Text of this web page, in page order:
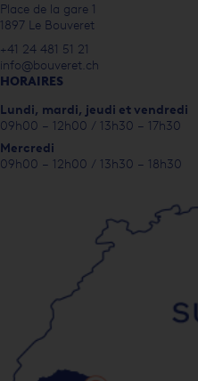
Place de la gare 1
1897 Le Bouveret
+41 24 481 51 21
info@bouveret.ch
HORAIRES
Lundi, mardi, jeudi et vendredi
09h00 – 12h00 / 13h30 – 17h30
Mercredi
09h00 – 12h00 / 13h30 – 18h30